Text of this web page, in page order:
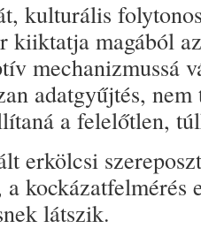
kulturális
kiiktatja magából
mechanizmussá
adatgyűjtés, nem
a felelőtlen,
erkölcsi
a
látszik.